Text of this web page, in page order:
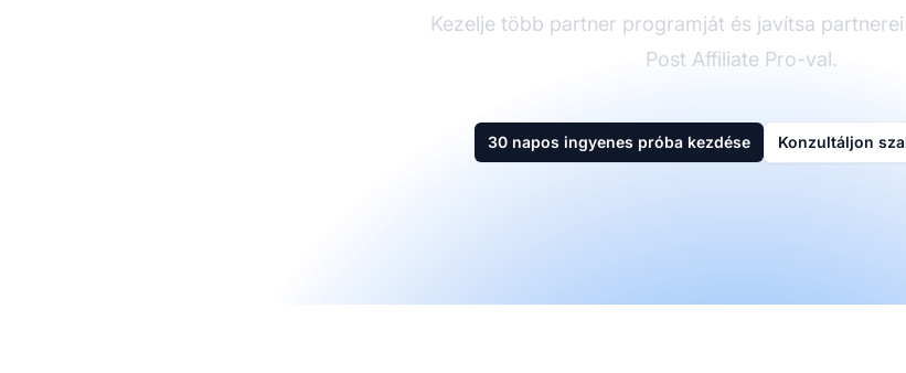
Kezelje több partner programját és javítsa
Post Affiliate Pro-val.
30 napos ingyenes próba kezdése Konzultáljon